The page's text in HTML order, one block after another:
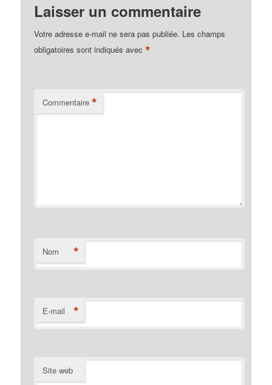
Laisser un commentaire
Votre adresse e-mail ne sera pas publiée. Les champs
obligatoires sont indiqués avec*
Commentaire *
Nom *
E-mail *
Site web